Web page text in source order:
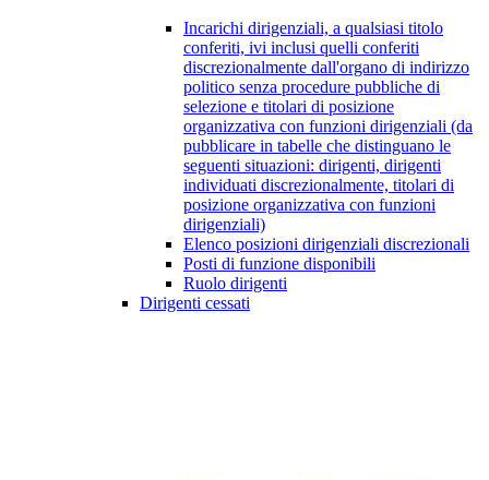
Incarichi dirigenziali, a qualsiasi titolo
conferiti, ivi inclusi quelli conferiti
discrezionalmente dall'organo di indirizzo
politico senza procedure pubbliche di
selezione e titolari di posizione
organizzativa con funzioni dirigenziali (da
pubblicare in tabelle che distinguano le
seguenti situazioni: dirigenti, dirigenti
individuati discrezionalmente, titolari di
posizione organizzativa con funzioni
dirigenziali)
Elenco posizioni dirigenziali discrezionali
Posti di funzione disponibili
Ruolo dirigenti
Dirigenti cessati